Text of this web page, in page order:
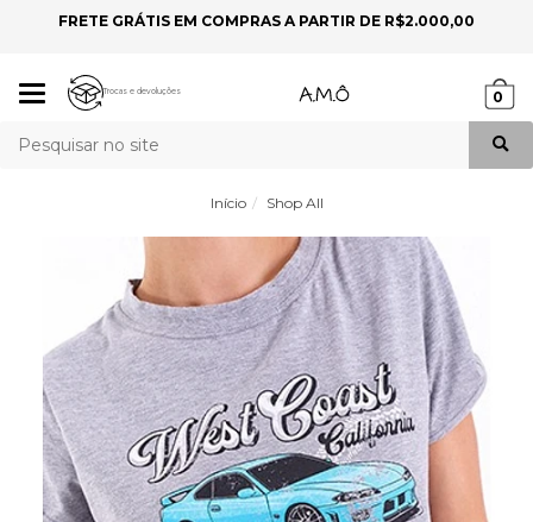
FRETE GRÁTIS EM COMPRAS A PARTIR DE R$2.000,00
Mudar
Trocas e devoluções 0
Início Shop All